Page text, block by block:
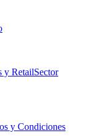
y RetailSector
y Condiciones